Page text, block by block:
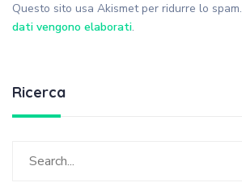
Questo sito usa Akismet per ridurre lo spam.
dati vengono elaborati.
Ricerca